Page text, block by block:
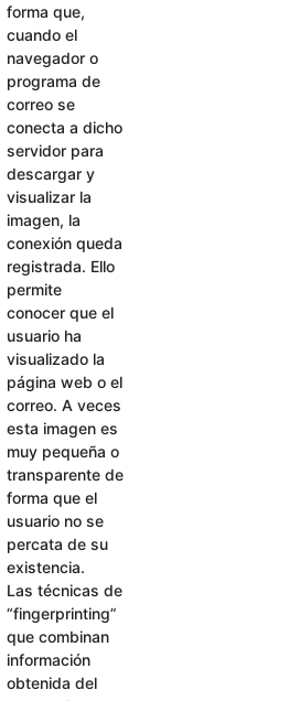
forma que,
cuando el
navegador o
programa de
correo se
conecta a dicho
servidor para
descargar y
visualizar la
imagen, la
conexión queda
registrada. Ello
permite
conocer que el
usuario ha
visualizado la
página web o el
correo. A veces
esta imagen es
muy pequeña o
transparente de
forma que el
usuario no se
percata de su
existencia.
Las técnicas de
“fingerprinting”
que combinan
información
obtenida del